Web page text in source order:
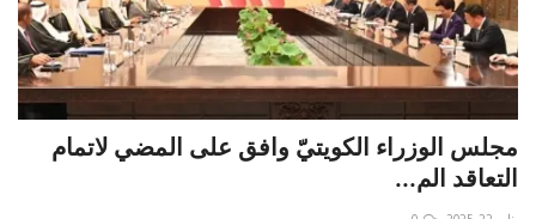
مجلس الوزراء الكويتيّ وافق على المضي لاتمام
التعاقد الم...